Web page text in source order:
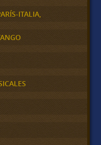
ITALIA,